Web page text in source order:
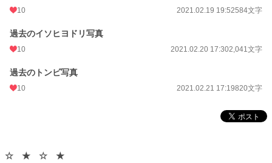
10 2021.02.19 19:52584文字
過去のイソヒヨドリ写真
10 2021.02.20 17:302,041文字
過去のトンビ写真
10 2021.02.21 17:19820文字
☆ ★ ☆ ★